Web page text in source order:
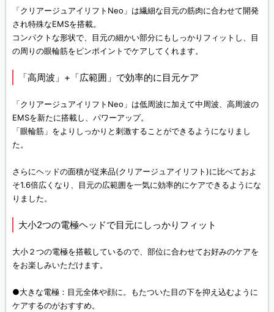
「クリアージュアイリフトNeo」は繊細な目元の筋肉に合わせて開発
され特殊なEMSを搭載。
コンパクトな形状で、目元の細かい部分にもしっかりフィットし、目
の周りの眼輪筋をピンポイントでケアしてくれます。
「高周波」+「広範囲」で効率的に目元ケア
「クリアージュアイリフトNeo」は低周波に加えて中周波、高周波の
EMSを新たに搭載し、パワーアップ。
「眼輪筋」をよりしっかりと刺激することができるようになりまし
た。
さらにヘッドの面積が従来品(クリアージュアイリフト)に比べておよ
そ1.6倍広くなり、目元の広範囲を一気に効率的にケアできるようにな
りました。
大小2つの電極ヘッドで目元にしっかりフィット
大小２つの電極を搭載しているので、部位に合わせてお好みのケアを
をお楽しみいただけます。
●大きな電極：目元全体や顔に。もたついた目の下を抑え込むように
ケアするのがおすすめ。